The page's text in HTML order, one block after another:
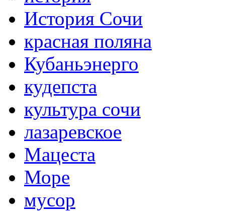
История Сочи
красная поляна
Кубаньэнерго
кудепста
культура сочи
лазаревское
Мацеста
Море
мусор